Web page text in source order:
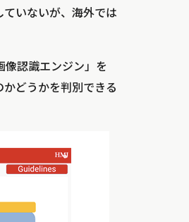
いないが、海外では
認識エンジン」を
どうかを判別できる